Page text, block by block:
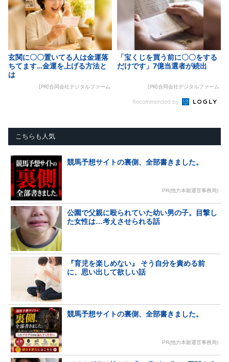
玄関に〇〇置いてる人は金運落
ちてます…金運を上げる方法と
は
[PR]合同会社デジタルファーム
「宝くじを買う前に〇〇をする
だけです」7億当選者が続出
[PR]合同会社デジタルファーム
Recommended by
こちらも人気
競馬予想サイトの裏側、全部書きました。
PR(他力本願運営事務局)
公園で父親に殴られていた幼い男の子。目撃し
た女性は…考えさせられる話
『育児を楽しめない』 そう自分を責める前
に、思い出して欲しい話
競馬予想サイトの裏側、全部書きました。
PR(他力本願運営事務局)